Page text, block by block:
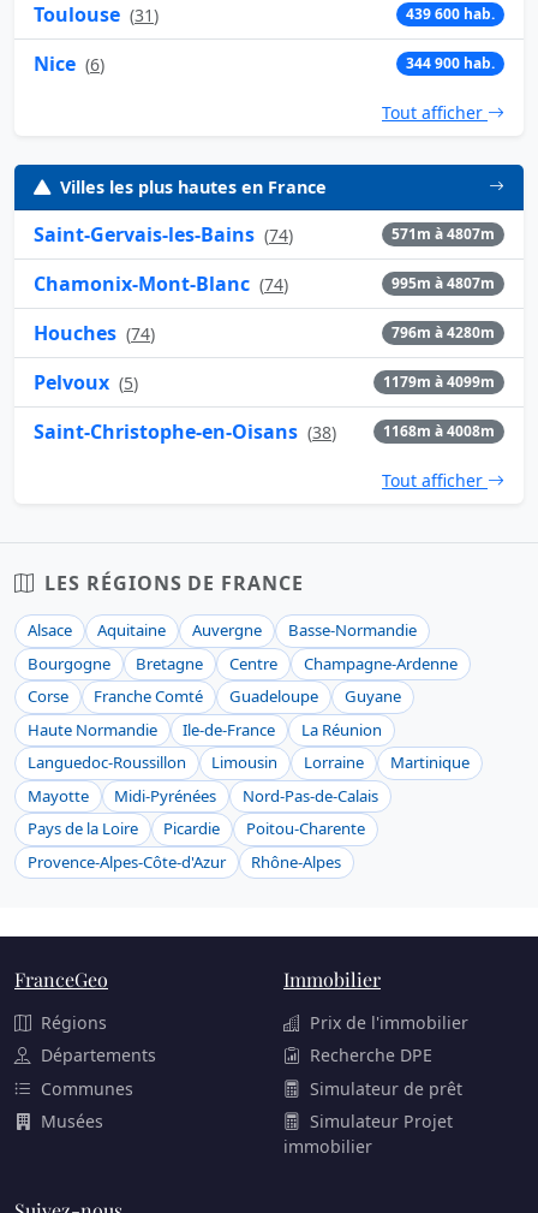
Toulouse (31) 439 600 hab.
Nice (6) 344 900 hab.
Tout afficher
Villes les plus hautes en France
Saint-Gervais-les-Bains (74) 571m à 4807m
Chamonix-Mont-Blanc (74) 995m à 4807m
Houches (74) 796m à 4280m
Pelvoux (5) 1179m à 4099m
Saint-Christophe-en-Oisans (38) 1168m à 4008m
Tout afficher
LES RÉGIONS DE FRANCE
Alsace Aquitaine Auvergne
Basse-Normandie
Bourgogne
Bretagne Centre
Champagne-Ardenne
Corse
Franche Comté Guadeloupe
Guyane
Haute Normandie
Ile-de-France
La Réunion
Languedoc-Roussillon
Limousin Lorraine
Martinique
Mayotte
Midi-Pyrénées
Nord-Pas-de-Calais
Pays de la Loire
Picardie
Poitou-Charente
Provence-Alpes-Côte-d'Azur
Rhône-Alpes
FranceGeo
Régions
Départements
Communes
Musées
Immobilier
Prix de l'immobilier
Recherche DPE
Simulateur de prêt
Simulateur Projet
immobilier